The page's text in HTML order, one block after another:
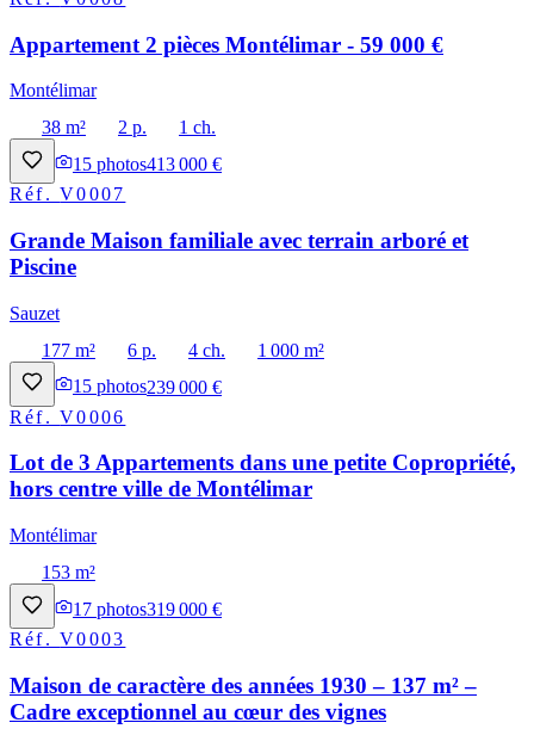
Appartement 2 pièces Montélimar - 59 000 €
Montélimar
38 m²
2 p.
1 ch.
15 photos413 000 €
Réf.V0007
Grande Maison familiale avec terrain arboré et
Piscine
Sauzet
177 m²
6 p. 4 ch.
1 000 m²
15 photos239 000 €
Réf.V0006
Lot de 3 Appartements dans une petite Copropriété,
hors centre ville de Montélimar
Montélimar
153 m²
17 photos319 000 €
Réf.V0003
Maison de caractère des années 1930 – 137 m² –
Cadre exceptionnel au cœur des vignes